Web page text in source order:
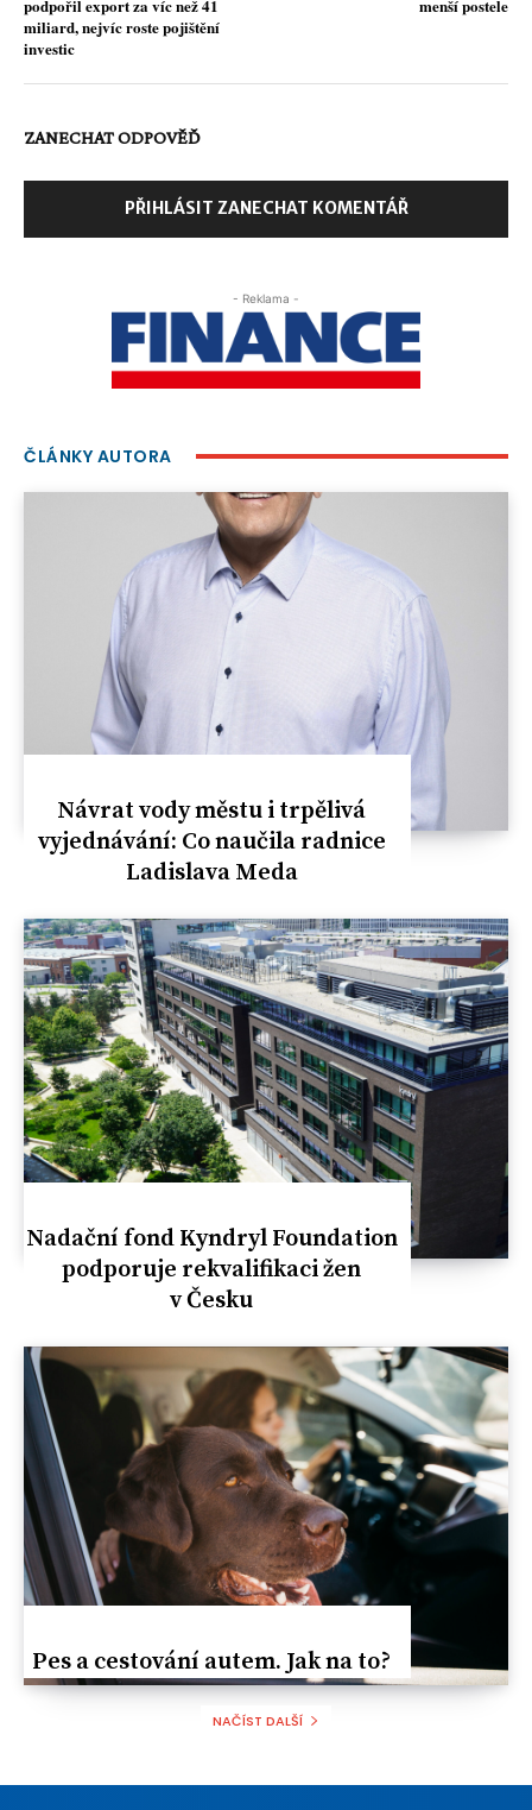
podpořil export za víc než 41
miliard, nejvíc roste pojištění
investic
menší postele
ZANECHAT ODPOVĚĎ
PŘIHLÁSIT ZANECHAT KOMENTÁŘ
- Reklama -
ČLÁNKY AUTORA
Návrat vody městu i trpělivá
vyjednávání: Co naučila radnice
Ladislava Meda
Nadační fond Kyndryl Foundation
podporuje rekvalifikaci žen
v Česku
Реs a cestování autem. Jak na to?
NAČÍST DALŠÍ